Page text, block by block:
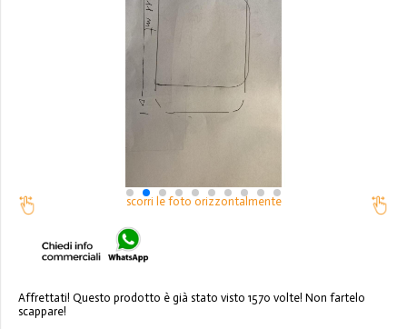
scorri le foto orizzontalmente
Affrettati! Questo prodotto è già stato visto 1570 volte! Non fartelo
scappare!